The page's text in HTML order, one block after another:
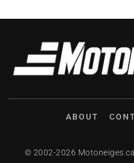
ABOUT
© 2002-2026